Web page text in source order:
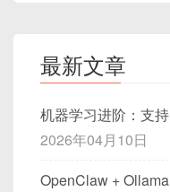
最新文章
机器学习进阶：支
2026年04月10日
OpenClaw +